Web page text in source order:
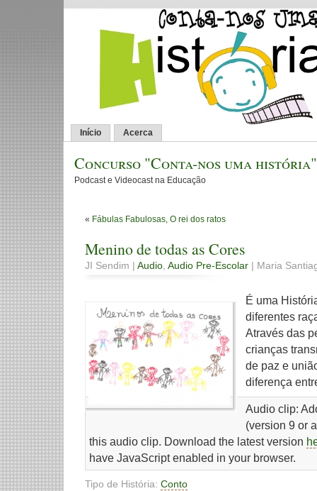
Início Acerca
Concurso "Conta-nos uma história"
Podcast e Videocast na Educação
« Fábulas Fabulosas, O rei dos ratos
Menino de todas as Cores
JI Sendim | Audio, Audio Pre-Escolar | Maria
É uma
diferentes
Através das
crianças
de paz e
diferença
Audio clip:
(version 9 or
this audio clip. Download the latest version
have JavaScript enabled in your browser.
Tipo de História: Conto